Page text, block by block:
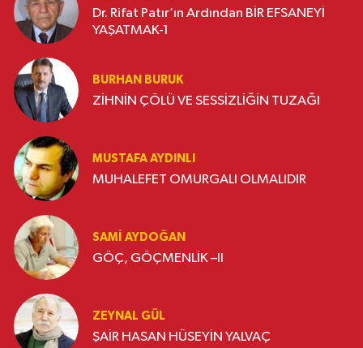
Dr. Rifat Patır’ın Ardından BİR EFSANEYİ
YAŞATMAK-1
BURHAN BURUK
ZİHNİN ÇÖLÜ VE SESSİZLİĞİN TUZAĞI
MUSTAFA AYDINLI
MUHALEFET OMURGALI OLMALIDIR
SAMI AYDOĞAN
GÖÇ, GÖÇMENLİK –II
ZEYNAL GÜL
ŞAİR HASAN HÜSEYİN YALVAÇ